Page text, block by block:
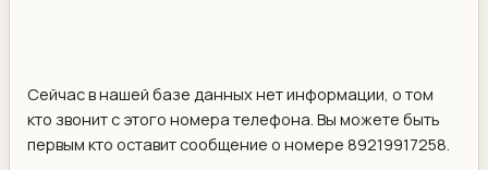
Сейчас в нашей базе данных нет информации, о том
кто звонит с этого номера телефона. Вы можете быть
первым кто оставит сообщение о номере 89219917258.